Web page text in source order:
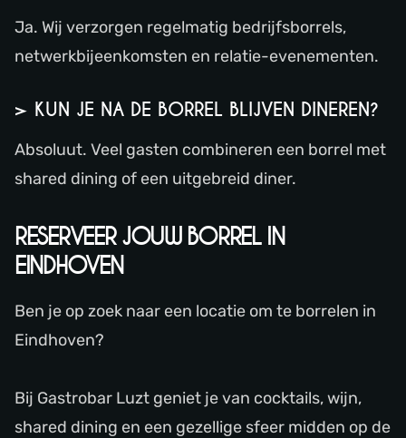
Ja. Wij verzorgen regelmatig bedrijfsborrels,
netwerkbijeenkomsten en relatie-evenementen.
> KUN JE NA DE BORREL BLIJVEN DINEREN?
Absoluut. Veel gasten combineren een borrel met
shared dining of een uitgebreid diner.
RESERVEER JOUW BORREL IN
EINDHOVEN
Ben je op zoek naar een locatie om te borrelen in
Eindhoven?
Bij Gastrobar Luzt geniet je van cocktails, wijn,
shared dining en een gezellige sfeer midden op de